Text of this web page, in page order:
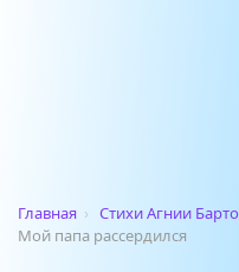
Главная › Стихи Агнии Барто
Мой папа рассердился